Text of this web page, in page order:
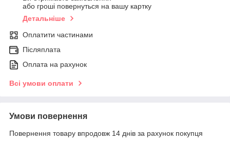
або гроші повернуться на вашу картку
Детальніше
Оплатити частинами
Післяплата
Оплата на рахунок
Всі умови оплати
Умови повернення
Повернення товару впродовж 14 днів за рахунок покупця